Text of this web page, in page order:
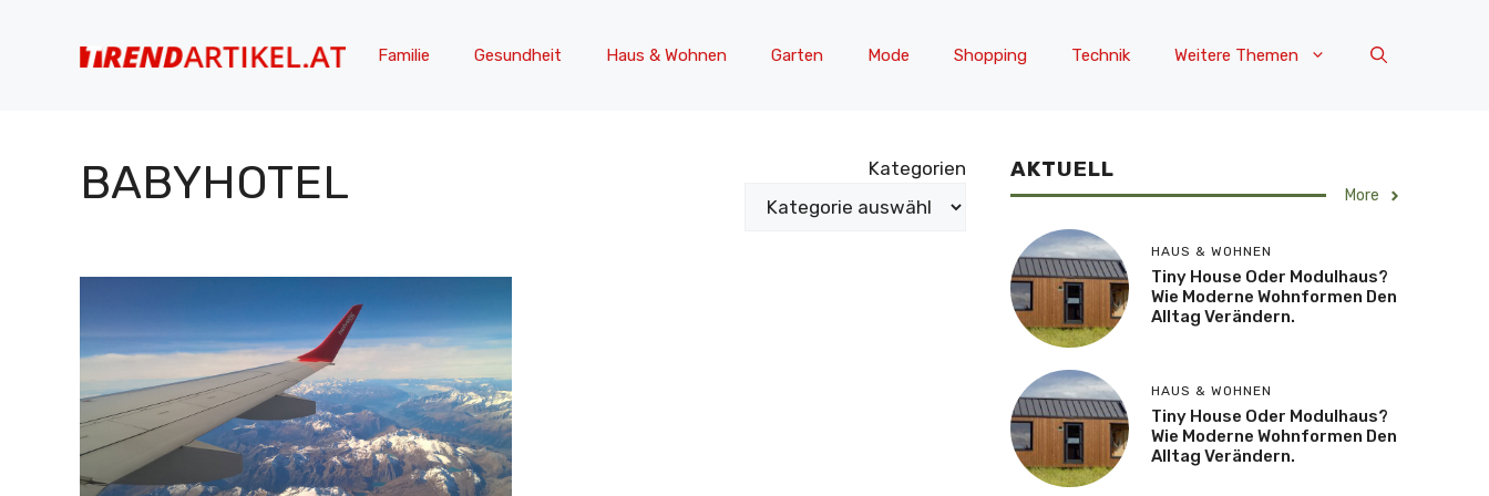
Familie Gesundheit Haus & Wohnen Garten Mode Shopping Technik Weitere Themen
BABYHOTEL Kategorien AKTUELL
More
HAUS & WOHNEN
Tiny House Oder Modulhaus?
Wie Moderne Wohnformen Den
Alltag Verändern.
HAUS & WOHNEN
Tiny House Oder Modulhaus?
Wie Moderne Wohnformen Den
Alltag Verändern.